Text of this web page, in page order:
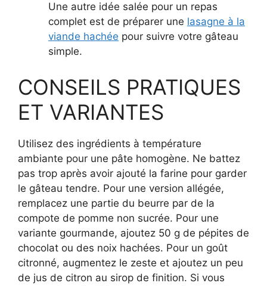
Une autre idée salée pour un repas
complet est de préparer une lasagne à la
viande hachée pour suivre votre gâteau
simple.
CONSEILS PRATIQUES
ET VARIANTES
Utilisez des ingrédients à température
ambiante pour une pâte homogène. Ne battez
pas trop après avoir ajouté la farine pour garder
le gâteau tendre. Pour une version allégée,
remplacez une partie du beurre par de la
compote de pomme non sucrée. Pour une
variante gourmande, ajoutez 50 g de pépites de
chocolat ou des noix hachées. Pour un goût
citronné, augmentez le zeste et ajoutez un peu
de jus de citron au sirop de finition. Si vous